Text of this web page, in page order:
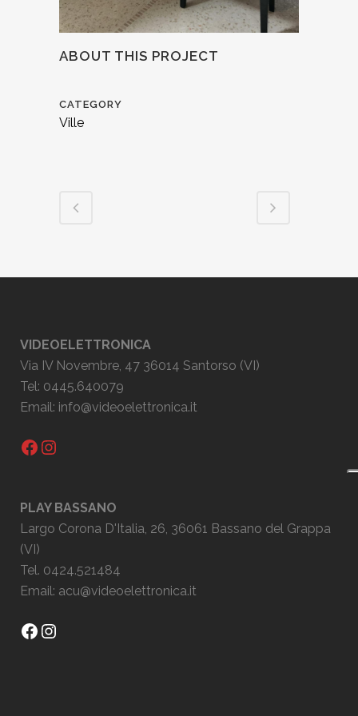
ABOUT THIS PROJECT
CATEGORY
Ville
VIDEOELETTRONICA
Via IV Novembre, 47 36014 Santorso (VI)
Tel: 0445.640079
Email: info@videoelettronica.it
Facebook
Instagram
PLAY BASSANO
Largo Corona D'Italia, 26, 36061 Bassano del Grappa
(VI)
Tel. 0424.521484
Email: acu@videoelettronica.it
Facebook
Instagram